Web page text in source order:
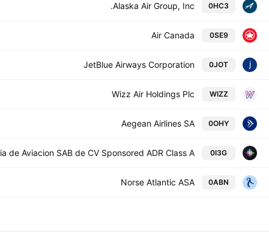
0HC3
Alaska Air Group, Inc.
0SE9
Air Canada
0JOT
JetBlue Airways Corporation
WIZZ
Wizz Air Holdings Plc
0OHY
Aegean Airlines SA
0I3G
de Aviacion SAB de CV Sponsored ADR Class A
0ABN
Norse Atlantic ASA